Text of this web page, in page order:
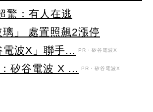
驚：有人在逃
」 處置照飆2漲停
波X」聯手...
PR・矽谷電波X
矽谷電波 X ... PR・矽谷電波X